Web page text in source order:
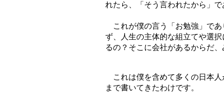
れたら、「そう言われたから」
これが僕の言う「お勉強」であ
ず、人生の主体的な組立てや選
るの？そこに会社があるからだ、
これは僕を含めて多くの日本人
まで書いてきたわけです。